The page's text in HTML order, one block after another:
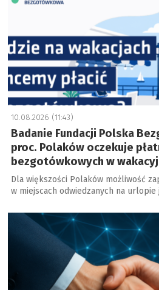
10.08.2026 (11:43)
Badanie Fundacji Polska
proc. Polaków oczekuje
bezgotówkowych w
Dla większości Polaków możliwość
w miejscach odwiedzanych na
a